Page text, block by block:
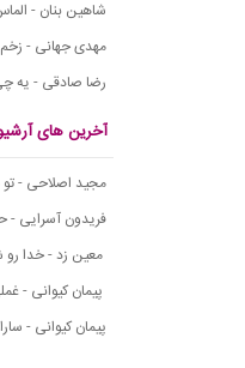
شاهین بنان -
مهدی جهانی - زخم
رضا صادقی - یه
آخرین های
مجید اصلاحی - تو
فریدون آسرایی
معین زد - خدا
پیمان کیوانی -
پیمان کیوانی - سارا